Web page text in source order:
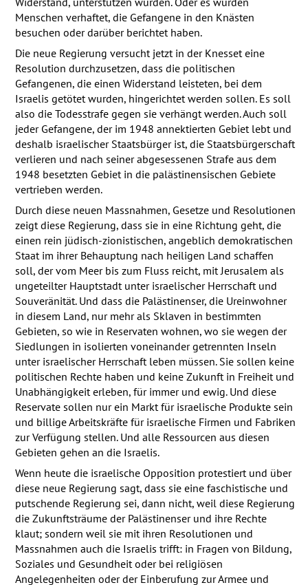
Menschen verhaftet, die Gefangene in den Knästen
besuchen oder darüber berichtet haben.
Die neue Regierung versucht jetzt in der Knesset eine
Resolution durchzusetzen, dass die politischen
Gefangenen, die einen Widerstand leisteten, bei dem
Israelis getötet wurden, hingerichtet werden sollen. Es soll
also die Todesstrafe gegen sie verhängt werden. Auch soll
jeder Gefangene, der im 1948 annektierten Gebiet lebt und
deshalb israelischer Staatsbürger ist, die Staatsbürgerschaft
verlieren und nach seiner abgesessenen Strafe aus dem
1948 besetzten Gebiet in die palästinensischen Gebiete
vertrieben werden.
Durch diese neuen Massnahmen, Gesetze und Resolutionen
zeigt diese Regierung, dass sie in eine Richtung geht, die
einen rein jüdisch-zionistischen, angeblich demokratischen
Staat im ihrer Behauptung nach heiligen Land schaffen
soll, der vom Meer bis zum Fluss reicht, mit Jerusalem als
ungeteilter Hauptstadt unter israelischer Herrschaft und
Souveränität. Und dass die Palästinenser, die Ureinwohner
in diesem Land, nur mehr als Sklaven in bestimmten
Gebieten, so wie in Reservaten wohnen, wo sie wegen der
Siedlungen in isolierten voneinander getrennten Inseln
unter israelischer Herrschaft leben müssen. Sie sollen keine
politischen Rechte haben und keine Zukunft in Freiheit und
Unabhängigkeit erleben, für immer und ewig. Und diese
Reservate sollen nur ein Markt für israelische Produkte sein
und billige Arbeitskräfte für israelische Firmen und Fabriken
zur Verfügung stellen. Und alle Ressourcen aus diesen
Gebieten gehen an die Israelis.
Wenn heute die israelische Opposition protestiert und über
diese neue Regierung sagt, dass sie eine faschistische und
putschende Regierung sei, dann nicht, weil diese Regierung
die Zukunftsträume der Palästinenser und ihre Rechte
klaut; sondern weil sie mit ihren Resolutionen und
Massnahmen auch die Israelis trifft: in Fragen von Bildung,
Soziales und Gesundheit oder bei religiösen
Angelegenheiten oder der Einberufung zur Armee und